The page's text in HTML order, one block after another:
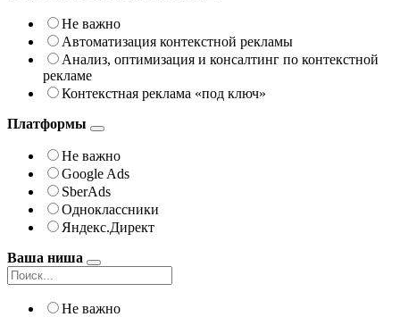
Не важно
Автоматизация контекстной рекламы
Анализ, оптимизация и консалтинг по контекстной
рекламе
Контекстная реклама «под ключ»
Платформы
Не важно
Google Ads
SberAds
Одноклассники
Яндекс.Директ
Ваша ниша
Не важно